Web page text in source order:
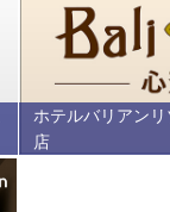
ホテルバリアン
店